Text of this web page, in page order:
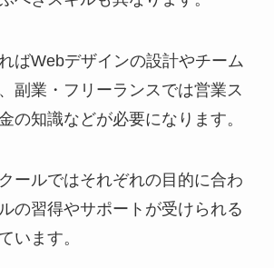
ばWebデザインの設計やチーム
副業・フリーランスでは営業ス
の知識などが必要になります。
ールではそれぞれの目的に合わ
の習得やサポートが受けられる
います。